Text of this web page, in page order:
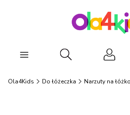
Otwórz wyszukiwarkę
Ola4Kids Do łóżeczka Narzuty na łóżko